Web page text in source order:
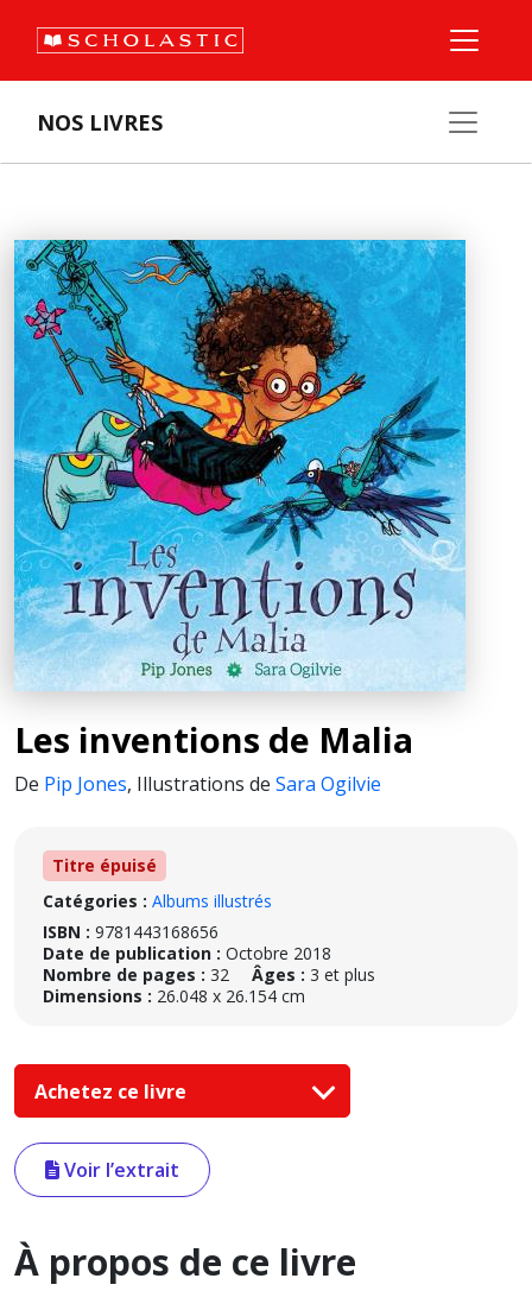
NOS LIVRES
Les inventions de Malia
De Pip Jones, Illustrations de Sara Ogilvie
Titre épuisé
Catégories : Albums illustrés
ISBN : 9781443168656
Date de publication : Octobre 2018
Nombre de pages : 32 Âges : 3 et plus
Dimensions : 26.048 x 26.154 cm
Achetez ce livre
Voir l’extrait
À propos de ce livre